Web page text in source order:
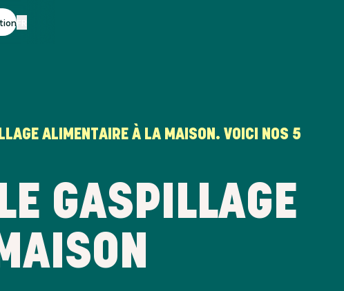
ALIMENTAIRE À LA MAISON. VOICI NOS 5
GASPILLAGE